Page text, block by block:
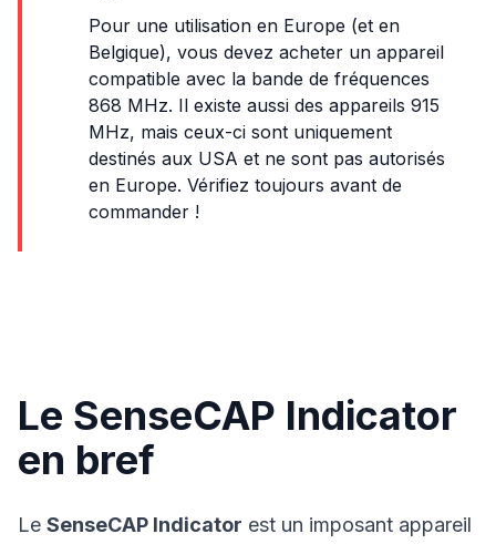
Pour une utilisation en Europe (et en
Belgique), vous devez acheter un appareil
compatible avec la bande de fréquences
868 MHz. Il existe aussi des appareils 915
MHz, mais ceux-ci sont uniquement
destinés aux USA et ne sont pas autorisés
en Europe. Vérifiez toujours avant de
commander !
Le SenseCAP Indicator
en bref
Le SenseCAP Indicator est un imposant appareil